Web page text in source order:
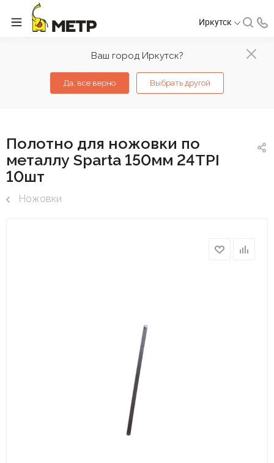
Ваш город Иркутск?
Да, все верно Выбрать другой
Иркутск
Полотно для ножовки по
металлу Sparta 150мм 24TPI
10шт
Ножовки